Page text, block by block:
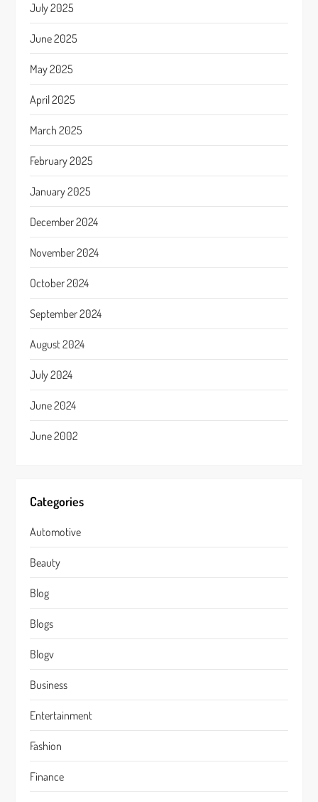
July 2025
June 2025
May 2025
April 2025
March 2025
February 2025
January 2025
December 2024
November 2024
October 2024
September 2024
August 2024
July 2024
June 2024
June 2002
Categories
Automotive
Beauty
Blog
Blogs
Blogv
Business
Entertainment
Fashion
Finance